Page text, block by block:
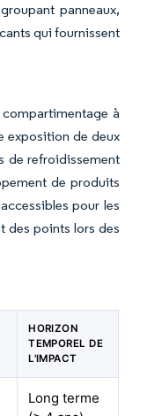
panneaux,
qui fournissent
à
exposition de deux
de refroidissement
de produits
pour les
des points lors des
HORIZON
TEMPOREL DE
L'IMPACT
Long terme